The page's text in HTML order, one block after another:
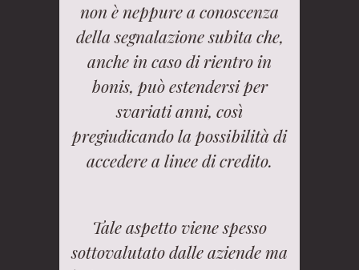
non è neppure a conoscenza
della segnalazione subita che,
anche in caso di rientro in
bonis, può estendersi per
svariati anni, così
pregiudicando la possibilità di
accedere a linee di credito.
Tale aspetto viene spesso
sottovalutato dalle aziende ma